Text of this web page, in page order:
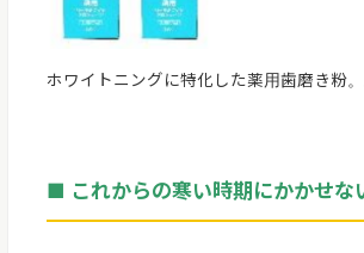
ホワイトニングに特化した薬用歯磨き粉
■ これからの寒い時期にかかせな